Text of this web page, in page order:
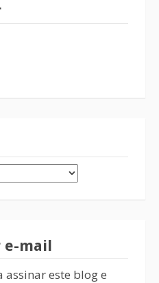
e-mail
este blog e